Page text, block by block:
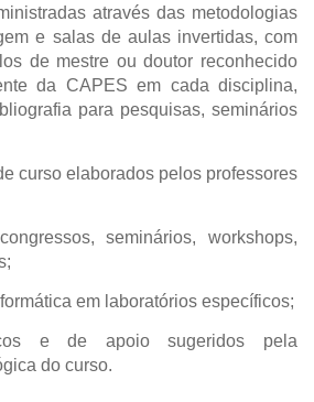
através das metodologias
e salas de aulas invertidas, com
de mestre ou doutor reconhecido
da CAPES em cada disciplina,
para pesquisas, seminários
curso elaborados pelos professores
seminários, workshops,
em laboratórios específicos;
e de apoio sugeridos pela
do curso.